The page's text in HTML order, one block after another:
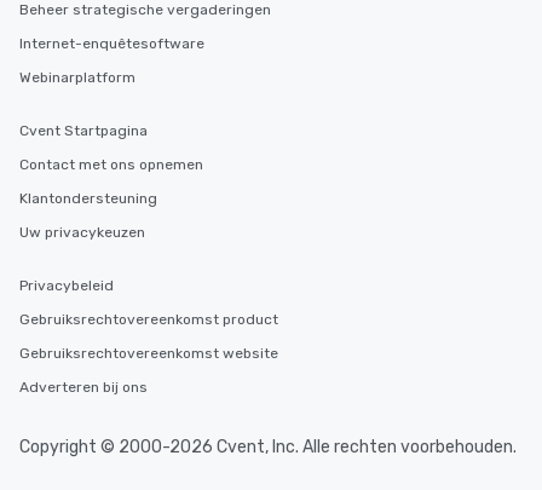
Beheer strategische vergaderingen
Internet-enquêtesoftware
Webinarplatform
Cvent Startpagina
Contact met ons opnemen
Klantondersteuning
Uw privacykeuzen
Privacybeleid
Gebruiksrechtovereenkomst product
Gebruiksrechtovereenkomst website
Adverteren bij ons
Copyright © 2000-2026 Cvent, Inc. Alle rechten voorbehouden.